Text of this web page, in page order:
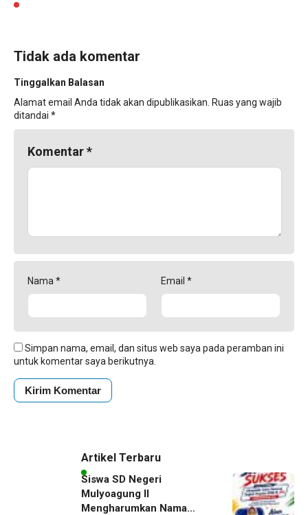
Tidak ada komentar
Tinggalkan Balasan
Alamat email Anda tidak akan dipublikasikan. Ruas yang wajib
ditandai *
Komentar*
Nama * Email *
Simpan nama, email, dan situs web saya pada peramban ini
untuk komentar saya berikutnya.
Artikel Terbaru
Siswa SD Negeri
Mulyoagung II
Mengharumkan Nama